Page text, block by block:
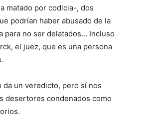
matado por codicia-, dos
podrían haber abusado de la
para no ser delatados… Incluso
el juez, que es una persona
da un veredicto, pero sí nos
desertores condenados como